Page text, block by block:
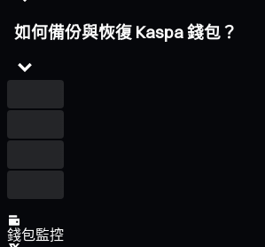
如何備份與恢復 Kaspa 錢包？
錢包監控